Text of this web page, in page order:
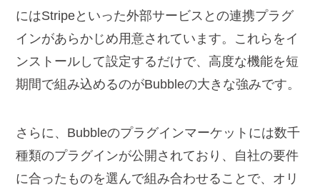
にはStripeといった外部サービスとの連携プラグ
インがあらかじめ用意されています。これらをイ
ンストールして設定するだけで、高度な機能を短
期間で組み込めるのがBubbleの大きな強みです。
さらに、Bubbleのプラグインマーケットには数千
種類のプラグインが公開されており、自社の要件
に合ったものを選んで組み合わせることで、オリ